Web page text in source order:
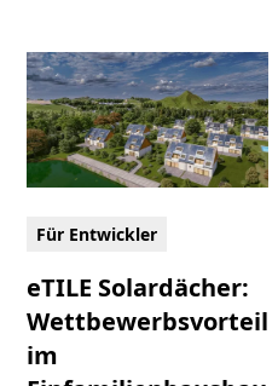
Für Entwickler
eTILE Solardächer:
Wettbewerbsvorteil
im